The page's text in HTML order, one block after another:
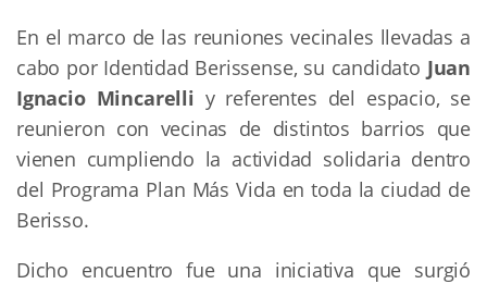
En el marco de las reuniones vecinales llevadas a
cabo por Identidad Berissense, su candidato Juan
Ignacio Mincarelli y referentes del espacio, se
reunieron con vecinas de distintos barrios que
vienen cumpliendo la actividad solidaria dentro
del Programa Plan Más Vida en toda la ciudad de
Berisso.
Dicho encuentro fue una iniciativa que surgió